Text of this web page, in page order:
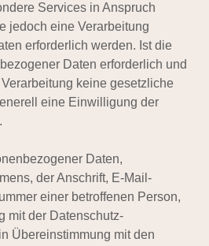
Services in Anspruch
jedoch eine Verarbeitung
erforderlich werden. Ist die
Daten erforderlich und
keine gesetzliche
eine Einwilligung der
Daten,
der Anschrift, E-Mail-
einer betroffenen Person,
mit der Datenschutz-
Übereinstimmung mit den